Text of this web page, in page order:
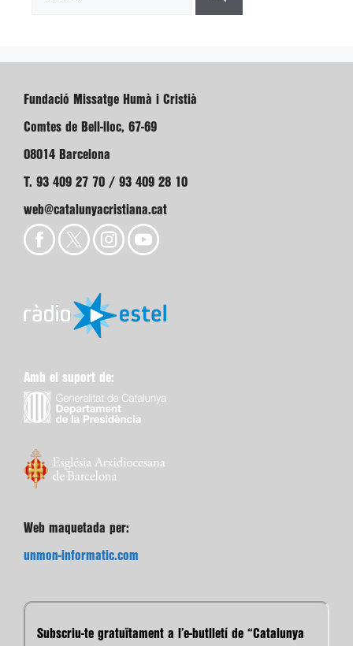
Fundació Missatge Humà i Cristià
Comtes de Bell-lloc, 67-69
08014 Barcelona
T. 93 409 27 70 / 93 409 28 10
web@catalunyacristiana.cat
Amb el suport de:
Web maquetada per:
unmon-informatic.com
Subscriu-te gratuïtament a l’e-butlletí de “Catalunya